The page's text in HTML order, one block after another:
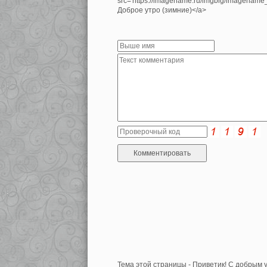
Доброе утро (зимние)</a>
Тема этой страницы - Приветик! С добрым